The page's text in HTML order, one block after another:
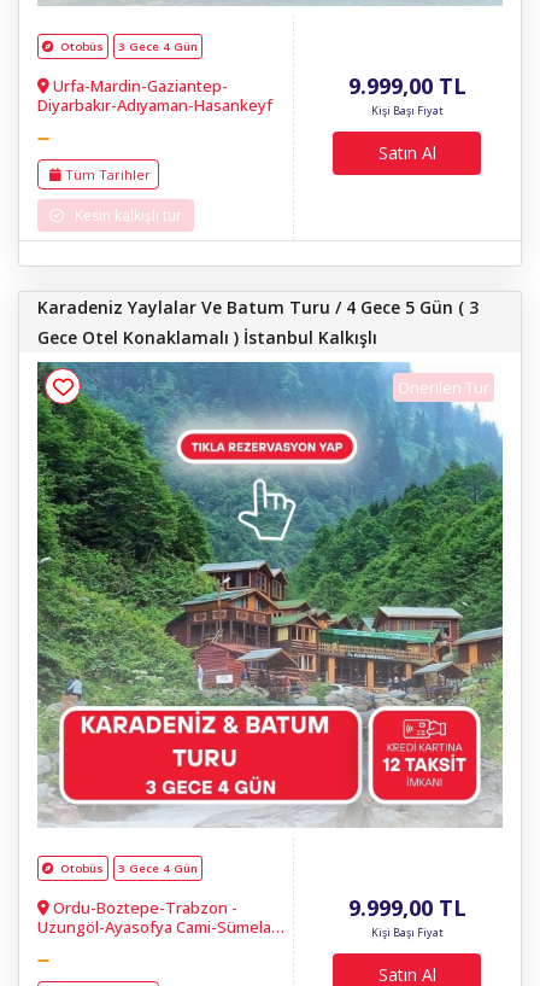
Otobüs 3 Gece 4 Gün
Urfa-Mardin-Gaziantep-
Diyarbakır-Adıyaman-Hasankeyf
Tüm Tarihler
Kesin kalkışlı tur
9.999,00TL
Kişi Başı Fiyat
Satın Al
Karadeniz Yaylalar Ve Batum Turu / 4 Gece 5 Gün ( 3
Gece Otel Konaklamalı ) İstanbul Kalkışlı
Önerilen Tur
Otobüs 3 Gece 4 Gün
Ordu-Boztepe-Trabzon -
Uzungöl-Ayasofya Cami-Sümela
9.999,00TL
Kişi Başı Fiyat
Satın Al